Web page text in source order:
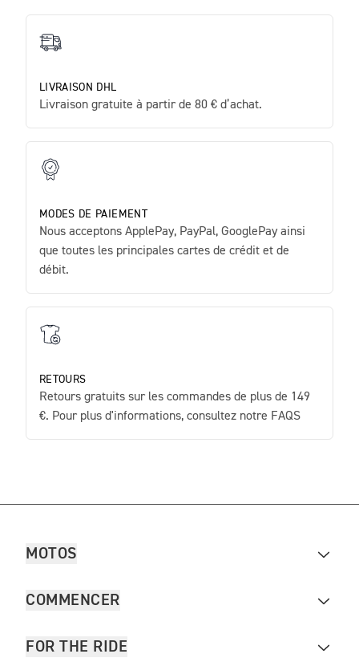
LIVRAISON DHL
Livraison gratuite à partir de 80 € d’achat.
MODES DE PAIEMENT
Nous acceptons ApplePay, PayPal, GooglePay ainsi
que toutes les principales cartes de crédit et de
débit.
RETOURS
Retours gratuits sur les commandes de plus de 149
€. Pour plus d'informations, consultez notre FAQS
MOTOS
COMMENCER
FOR THE RIDE